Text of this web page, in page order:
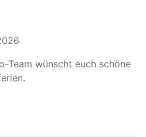
Team wünscht euch schöne